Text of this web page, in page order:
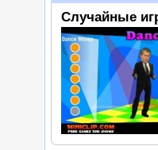
Случайные